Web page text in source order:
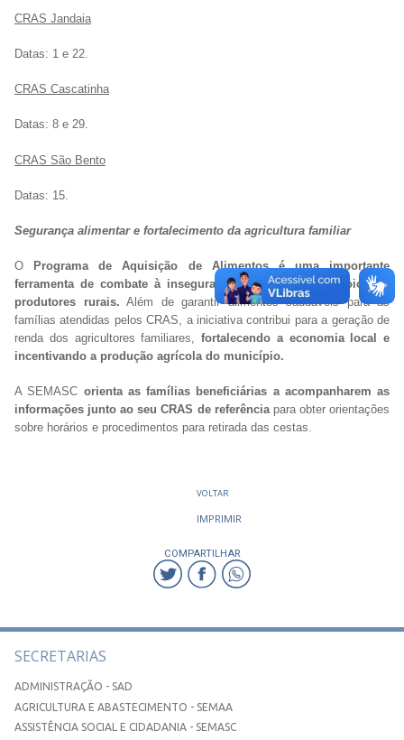
CRAS Jandaia
Datas: 1 e 22.
CRAS Cascatinha
Datas: 8 e 29.
CRAS São Bento
Datas: 15.
Segurança alimentar e fortalecimento da agricultura familiar
O Programa de Aquisição de Alimentos é uma importante
ferramenta de combate à insegurança alimentar e de apoio aos
produtores rurais. Além de garantir alimentos saudáveis para as
famílias atendidas pelos CRAS, a iniciativa contribui para a geração de
renda dos agricultores familiares, fortalecendo a economia local e
incentivando a produção agrícola do município.
A SEMASC orienta as famílias beneficiárias a acompanharem as
informações junto ao seu CRAS de referênciapara obter orientações
sobre horários e procedimentos para retirada das cestas.
VOLTAR
IMPRIMIR
COMPARTILHAR
SECRETARIAS
ADMINISTRAÇÃO - SAD
AGRICULTURA E ABASTECIMENTO - SEMAA
ASSISTÊNCIA SOCIAL E CIDADANIA - SEMASC